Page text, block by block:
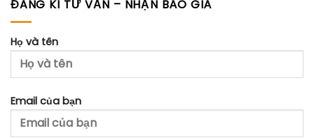
ĐĂNG KÍ TƯ VẤN – NHẬN BÁO GIÁ
Họ và tên
Email của bạn